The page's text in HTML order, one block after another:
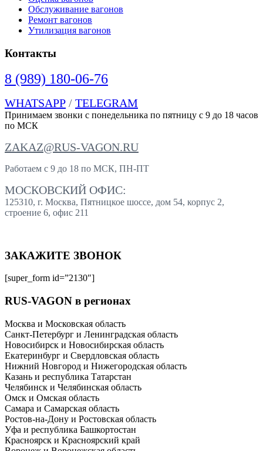
Обслуживание вагонов
Ремонт вагонов
Утилизация вагонов
Контакты
8 (989) 180-06-76
WHATSAPP / TELEGRAM
Принимаем звонки с понедельника по пятницу с 9 до 18 часов
по МСК
ZAKAZ@RUS-VAGON.RU
Работаем с 9 до 18 по МСК, ПН-ПТ
МОСКОВСКИЙ ОФИС:
125310, г. Москва, Пятницкое шоссе, дом 54, корпус 2,
строение 6, офис 211
ЗАКАЖИТЕ ЗВОНОК
[super_form id=”2130″]
RUS-VAGON в регионах
Москва и Московская область
Санкт-Петербург и Ленинградская область
Новосибирск и Новосибирская область
Екатеринбург и Свердловская область
Нижний Новгород и Нижегородская область
Казань и республика Татарстан
Челябинск и Челябинская область
Омск и Омская область
Самара и Самарская область
Ростов-на-Дону и Ростовская область
Уфа и республика Башкортостан
Красноярск и Красноярский край